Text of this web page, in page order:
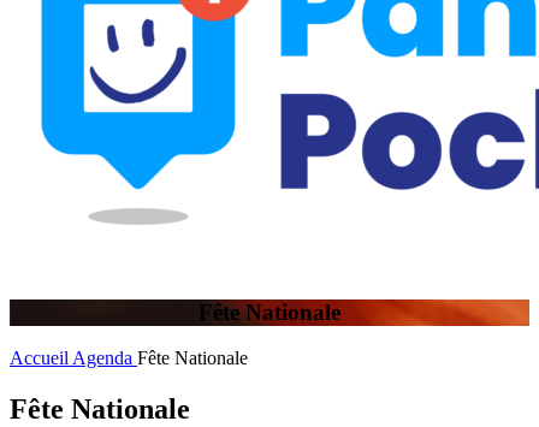
Fête Nationale
AccueilAgenda Fête Nationale
Fête Nationale